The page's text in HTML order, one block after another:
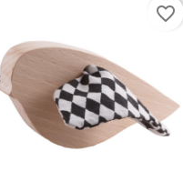
favorite_border